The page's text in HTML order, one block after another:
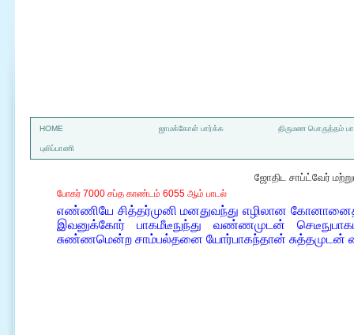
HOME ஜாமக்கோள் பார்க்க திருமண பொருத்தம்
புலிப்பாணி
ஜோதிட சாப்ட்வேர்
போகர் 7000 சப்த காண்டம் 6055 ஆம் பாடல்
எண்ணியே சித்தர்முனி மனதுவந்து எழிலான
இவனுக்கோர் பாகமீடீநுந்து வண்ணமுடன்
சுண்ணமென்ற சாம்பல்தனை யோர்பாகந்தான் சுத்தமுடன்